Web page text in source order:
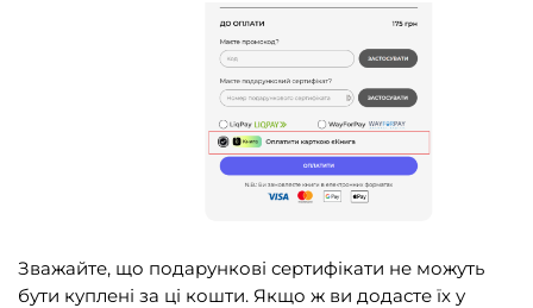
Зважайте, що подарункові сертифікати не можуть
бути куплені за ці кошти. Якщо ж ви додасте їх у